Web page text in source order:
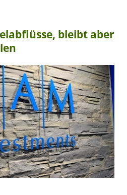
bleibt aber